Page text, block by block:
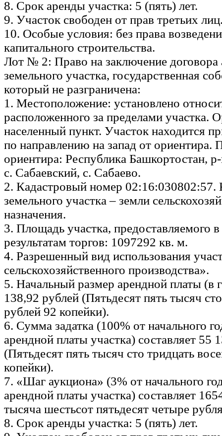
8. Срок аренды участка: 5 (пять) лет.
9. Участок свободен от прав третьих
10. Особые условия: без права
капитального строительства.
Лот № 2: Право на заключение договора
земельного участка, государственная
который не разграничена:
1. Местоположение: установлено
расположенного за пределами участка.
населенный пункт. Участок находится
по направлению на запад от ориентира.
ориентира: Республика Башкортостан,
с. Сабаевский, с. Сабаево.
2. Кадастровый номер 02:16:030802:57.
земельного участка – земли
назначения.
3. Площадь участка, предоставляемого
результатам торгов: 1097292 кв. м.
4. Разрешенный вид использования
сельскохозяйственного производства».
5. Начальный размер арендной платы (в
138,92 рублей (Пятьдесят пять тысяч
рублей 92 копейки).
6. Сумма задатка (100% от начального
арендной платы участка) составляет 55
(Пятьдесят пять тысяч сто тридцать
копейки).
7. «Шаг аукциона» (3% от начального
арендной платы участка) составляет
тысяча шестьсот пятьдесят четыре
8. Срок аренды участка: 5 (пять) лет.